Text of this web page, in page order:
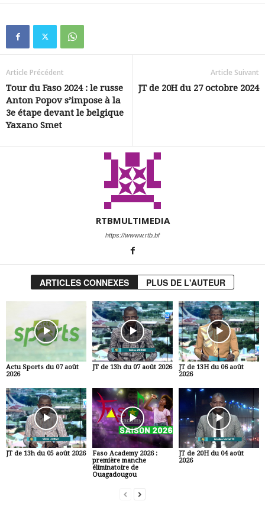
Article Précédent
Tour du Faso 2024 : le russe
Anton Popov s’impose à la
3e étape devant le belgique
Yaxano Smet
Article Suivant
JT de 20H du 27 octobre 2024
RTBMULTIMEDIA
https://wwww.rtb.bf
ARTICLES CONNEXES PLUS DE L'AUTEUR
Actu Sports du 07 août
2026
JT de 13h du 07 août 2026
JT de 13H du 06 août
2026
JT de 13h du 05 août 2026
Faso Academy 2026 :
première manche
éliminatoire de
Ouagadougou
JT de 20H du 04 août
2026